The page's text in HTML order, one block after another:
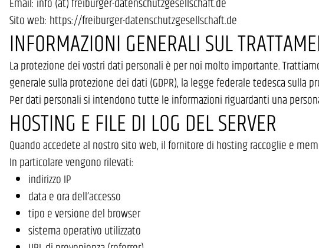
Sito web: https://freiburger-datenschutzgesellschaft.de
INFORMAZIONI GENERALI SUL
La protezione dei vostri dati personali è per noi molto importante.
generale sulla protezione dei dati (GDPR), la legge federale tedesca sulla
Per dati personali si intendono tutte le informazioni riguardanti una
HOSTING E FILE DI LOG DEL SERVER
Quando accedete al nostro sito web, il fornitore di hosting raccoglie e
In particolare vengono rilevati:
indirizzo IP
data e ora dell’accesso
tipo e versione del browser
sistema operativo utilizzato